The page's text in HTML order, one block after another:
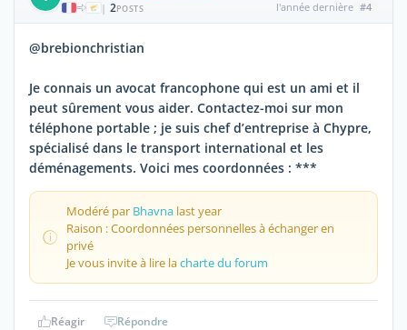
| 2POSTS l'année dernière #4
@brebionchristian
Je connais un avocat francophone qui est un ami et il
peut sûrement vous aider. Contactez-moi sur mon
téléphone portable ; je suis chef d’entreprise à Chypre,
spécialisé dans le transport international et les
déménagements. Voici mes coordonnées : ***
Modéré par Bhavna last year
Raison : Coordonnées personnelles à échanger en
privé
Je vous invite à lire lacharte du forum
Réagir Répondre